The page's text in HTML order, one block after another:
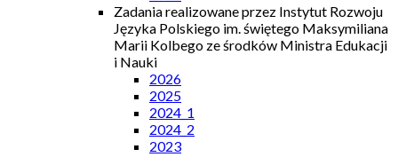
Zadania realizowane przez Instytut Rozwoju
Języka Polskiego im. świętego Maksymiliana
Marii Kolbego ze środków Ministra Edukacji
i Nauki
2026
2025
2024_1
2024_2
2023